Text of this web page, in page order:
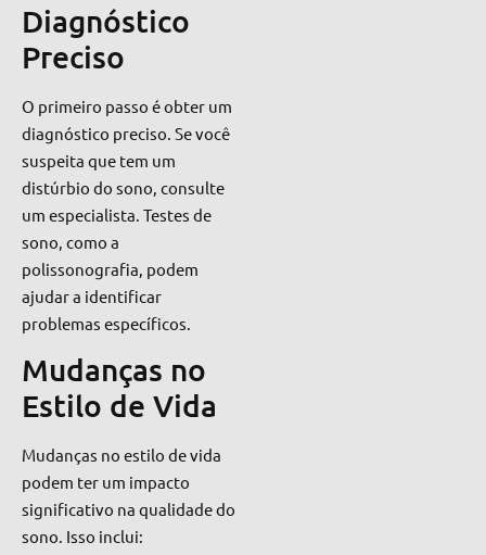
Diagnóstico
Preciso
O primeiro passo é obter um
diagnóstico preciso. Se você
suspeita que tem um
distúrbio do sono, consulte
um especialista. Testes de
sono, como a
polissonografia, podem
ajudar a identificar
problemas específicos.
Mudanças no
Estilo de Vida
Mudanças no estilo de vida
podem ter um impacto
significativo na qualidade do
sono. Isso inclui: